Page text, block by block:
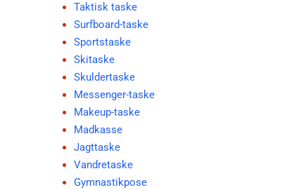
Taktisk taske
Surfboard-taske
Sportstaske
Skitaske
Skuldertaske
Messenger-taske
Makeup-taske
Madkasse
Jagttaske
Vandretaske
Gymnastikpose